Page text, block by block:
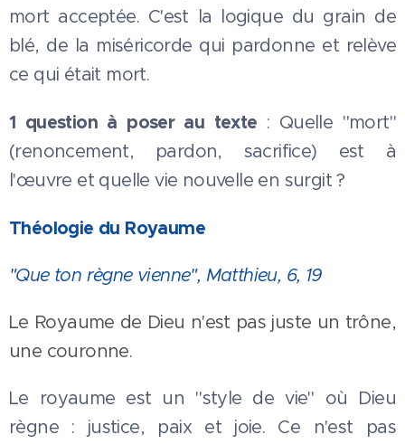
mort acceptée. C'est la logique du grain de
blé, de la miséricorde qui pardonne et relève
ce qui était mort.
1 question à poser au texte : Quelle "mort"
(renoncement, pardon, sacrifice) est à
l'œuvre et quelle vie nouvelle en surgit ?
Théologie du Royaume
"Que ton règne vienne", Matthieu, 6, 19
Le Royaume de Dieu n'est pas juste un trône,
une couronne.
Le royaume est un "style de vie" où Dieu
règne : justice, paix et joie. Ce n'est pas